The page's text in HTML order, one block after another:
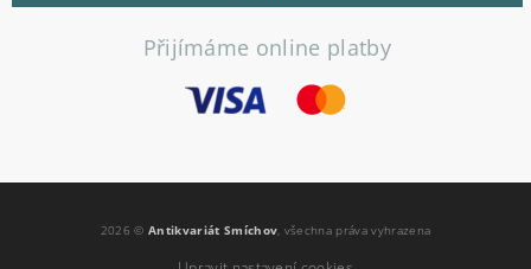
Přijímáme online platby
2026 ©Antikvariát Smíchov, všechna práva vyhrazena